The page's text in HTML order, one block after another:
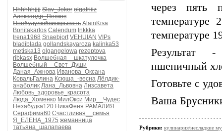
Hhhhhhjjjj Slav_Joker olgafriiiz
Александр_Песков
Янебудулюбвискрывать AlainKisa
Bonitakarlos Calendum Inkkka
Irena1968 Snaebjort VEHUIAN VIPs
bladiblada gollandskayaroza kalinka53
metiska13 olgangelowa rezeptova
ribkasx Волшебная__шкатулочка
Волшебный__Свет_Души
Даная_Ажнова Иванова_Оксана
КовальГалина Ксюша_-весна Лёлдик-
анаболик Лана_Львовна Лизсавета
Любовь_здоровье_красота
Люда_Хоменко МилОкси Мир__Чудес
Незабудка120 НикаФеня РАМАЛИЯ
Серафима60 Счастливая__семья
Я_ЕЛЕНА_1975 жеманница
татьяна_шалапаева
через пять
температуре
температуре
Результат
пшеничный
Готовьте с
Ваша
Рубрики: кулинария/несладкие